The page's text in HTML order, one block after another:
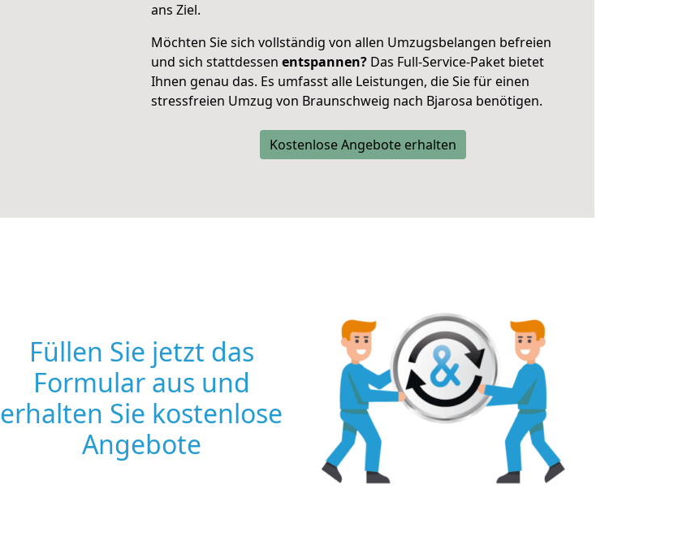
ans Ziel.
Möchten Sie sich vollständig von allen Umzugsbelangen befreien
und sich stattdessen entspannen? Das Full-Service-Paket bietet
Ihnen genau das. Es umfasst alle Leistungen, die Sie für einen
stressfreien Umzug von Braunschweig nach Bjarosa benötigen.
Kostenlose Angebote erhalten
Füllen Sie jetzt das
Formular aus und
erhalten Sie kostenlose
Angebote